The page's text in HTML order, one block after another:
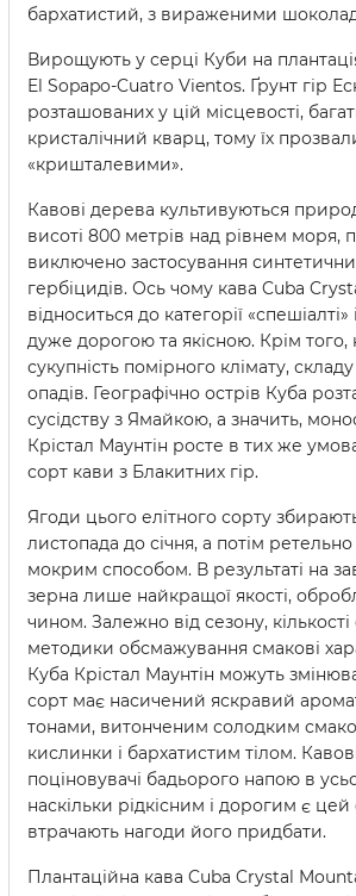
бархатистий, з вираженими
Вирощують у серці Куби на
El Sopapo-Cuatro Vientos. Ґрунт гір
розташованих у цій місцевості,
кристалічний кварц, тому їх
«кришталевими».
Кавові дерева культивуються
висоті 800 метрів над рівнем моря,
виключено застосування
гербіцидів. Ось чому кава Cuba
відноситься до категорії
дуже дорогою та якісною. Крім того,
сукупність помірного клімату,
опадів. Географічно острів Куба
сусідству з Ямайкою, а значить,
Крістал Маунтін росте в тих же
сорт кави з Блакитних гір.
Ягоди цього елітного сорту
листопада до січня, а потім
мокрим способом. В результаті на
зерна лише найкращої якості,
чином. Залежно від сезону, кількості
методики обсмажування смакові
Куба Крістал Маунтін можуть
сорт має насичений яскравий
тонами, витонченим солодким
кислинки і бархатистим тілом.
поціновувачі бадьорого напою в
наскільки рідкісним і дорогим є цей
втрачають нагоди його придбати.
Плантаційна кава Cuba Crystal